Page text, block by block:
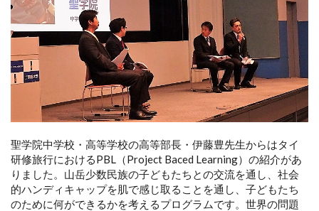
聖学院中学校・高等学校の高等部長・伊藤豊先生からはタイ
研修旅行におけるPBL（Project Baced Learning）の紹介があ
りました。山岳少数民族の子どもたちとの交流を通し、社会
的ハンディキャップを肌で感じ取ることを通し、子どもたち
のために何ができるかを考えるプログラムです。世界の問題